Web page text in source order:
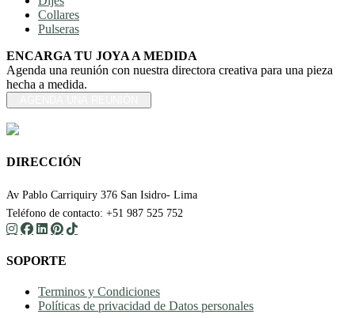
Collares
Pulseras
ENCARGA TU JOYA A MEDIDA
Agenda una reunión con nuestra directora creativa para una pieza
hecha a medida.
DIRECCIÓN
Av Pablo Carriquiry 376 San Isidro- Lima
Teléfono de contacto: +51 987 525 752
SOPORTE
Terminos y Condiciones
Políticas de privacidad de Datos personales